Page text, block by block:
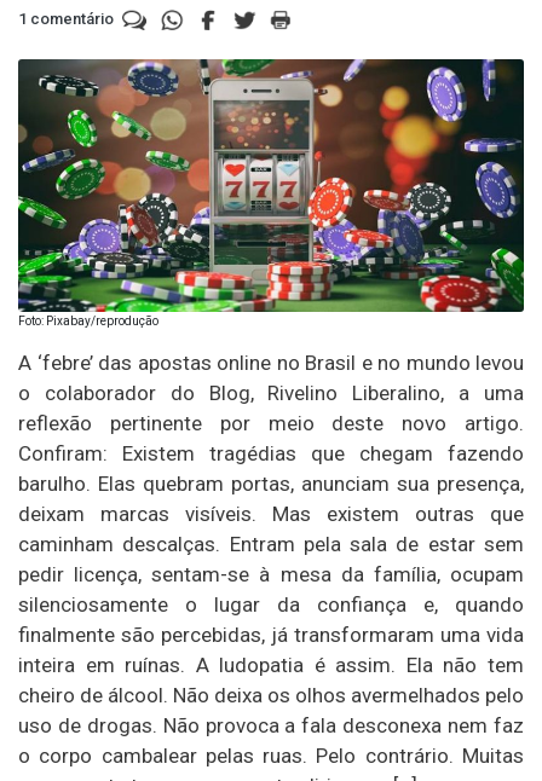
1 comentário
Foto: Pixabay/reprodução
A ‘febre’ das apostas online no Brasil e no mundo levou
o colaborador do Blog, Rivelino Liberalino, a uma
reflexão pertinente por meio deste novo artigo.
Confiram: Existem tragédias que chegam fazendo
barulho. Elas quebram portas, anunciam sua presença,
deixam marcas visíveis. Mas existem outras que
caminham descalças. Entram pela sala de estar sem
pedir licença, sentam-se à mesa da família, ocupam
silenciosamente o lugar da confiança e, quando
finalmente são percebidas, já transformaram uma vida
inteira em ruínas. A ludopatia é assim. Ela não tem
cheiro de álcool. Não deixa os olhos avermelhados pelo
uso de drogas. Não provoca a fala desconexa nem faz
o corpo cambalear pelas ruas. Pelo contrário. Muitas